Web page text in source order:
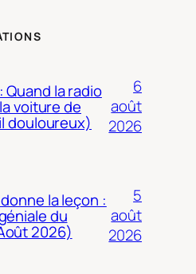
Quand la radio
voiture de
douloureux)
6
août
2026
la leçon :
du
2026)
5
août
2026